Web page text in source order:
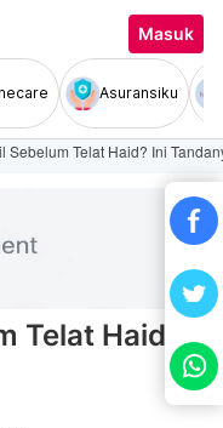
Masuk
Asuransiku
Sebelum Telat Haid? Ini
Telat Haid?